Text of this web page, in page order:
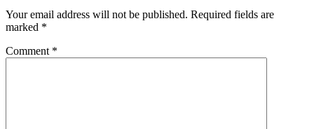
Your email address will not be published. Required fields are
marked *
Comment *